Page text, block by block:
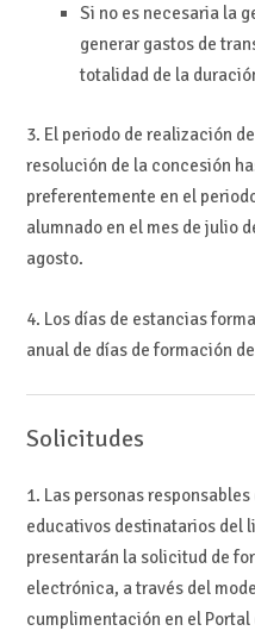
Si no es necesaria la
generar gastos de
totalidad de la
3. El periodo de realización
resolución de la concesión
preferentemente en el
alumnado en el mes de julio
agosto.
4. Los días de estancias
anual de días de formación
Solicitudes
1. Las personas
educativos destinatarios del
presentarán la solicitud de
electrónica, a través del
cumplimentación en el Portal